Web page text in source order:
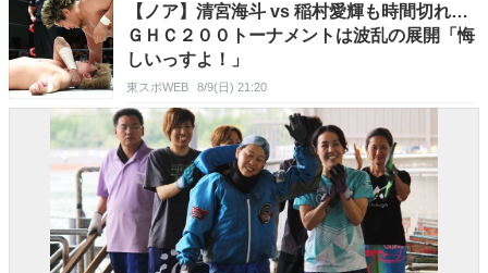
【ノア】清宮海斗 vs 稲村愛輝も時間切れ…
ＧＨＣ２００トーナメントは波乱の展開「悔
しいっすよ！」
東スポWEB 8/9(日) 21:20